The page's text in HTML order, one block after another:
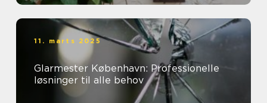
11. marts 2025
Glarmester København: Professionelle
løsninger til alle behov